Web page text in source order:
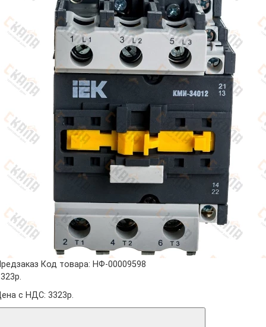
Код товара: НФ-00009598
с НДС: 3323р.